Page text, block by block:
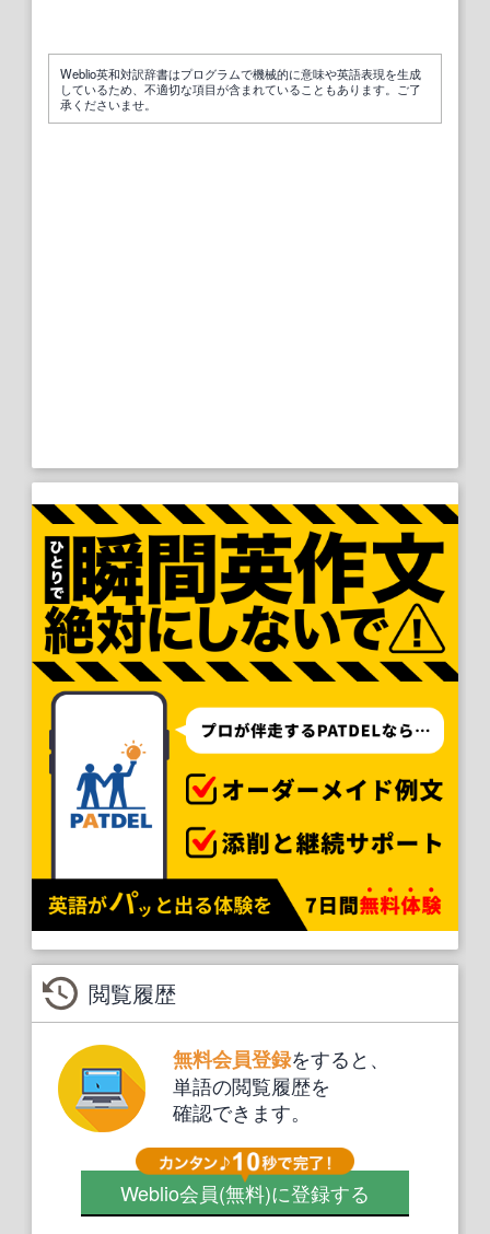
Weblio英和対訳辞書はプログラムで機械的に意味や英語表現を生成
しているため、不適切な項目が含まれていることもあります。ご了
承くださいませ。
閲覧履歴
無料会員登録をすると、
単語の閲覧履歴を
確認できます。
Weblio会員(無料)に登録する